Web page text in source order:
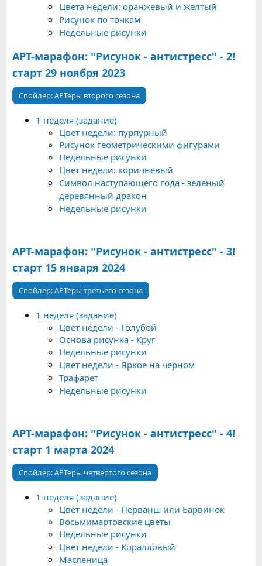
Цвета недели: оранжевый и желтый
Рисунок по точкам
Недельные рисунки
АРТ-марафон: "Рисунок - антистресс" - 2!
старт 29 ноября 2023
Спойлер:АРТеры второго сезона
1 неделя (задание)
Цвет недели: пурпурный
Рисунок геометрическими фигурами
Недельные рисунки
Цвет недели: коричневый
Символ наступающего года - зеленый
деревянный дракон
Недельные рисунки
АРТ-марафон: "Рисунок - антистресс" - 3!
старт 15 января 2024
Спойлер:АРТеры третьего сезона
1 неделя (задание)
Цвет недели - Голубой
Основа рисунка - Круг
Недельные рисунки
Цвет недели - Яркое на черном
Трафарет
Недельные рисунки
АРТ-марафон: "Рисунок - антистресс" - 4!
старт 1 марта 2024
Спойлер:АРТеры четвертого сезона
1 неделя (задание)
Цвет недели - Перванш или Барвинок
Восьмимартовские цветы
Недельные рисунки
Цвет недели - Коралловый
Масленица